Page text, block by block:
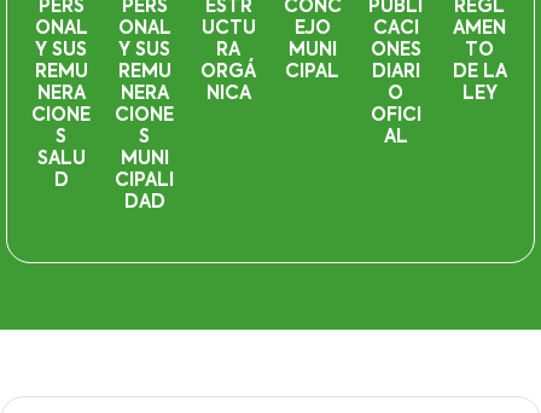
PERS
ONAL
Y SUS
REMU
NERA
CIONE
S
SALU
D
PERS
ONAL
Y SUS
REMU
NERA
CIONE
S
MUNI
CIPALI
DAD
ESTR
UCTU
RA
ORGÁ
NICA
CONC
EJO
MUNI
CIPAL
PUBLI
CACI
ONES
DIARI
O
OFICI
AL
REGL
AMEN
TO
DE LA
LEY